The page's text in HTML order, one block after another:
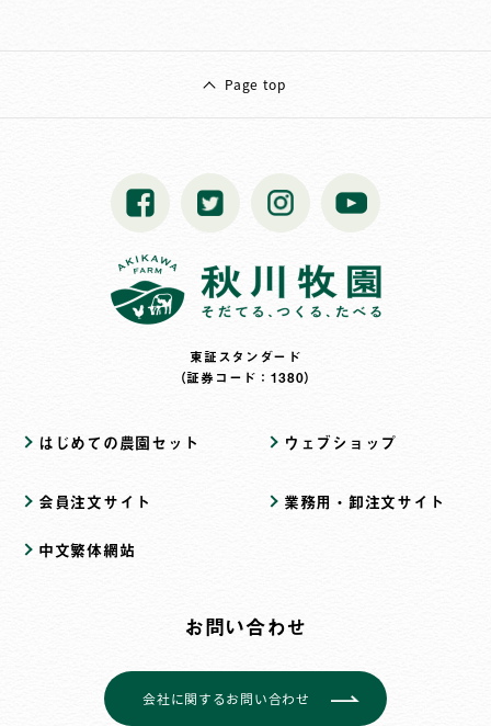
Page top
東証スタンダード
（証券コード：1380）
はじめての農園セット ウェブショップ
会員注文サイト 業務用・卸注文サイト
中文繁体網站
お問い合わせ
会社に関するお問い合わせ